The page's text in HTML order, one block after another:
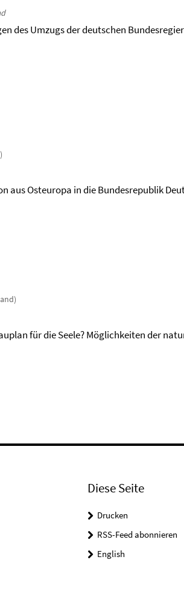
des Umzugs der deutschen
aus Osteuropa in die Bundesrepublik
für die Seele? Möglichkeiten der
Diese Seite
Drucken
RSS-Feed abonnieren
English